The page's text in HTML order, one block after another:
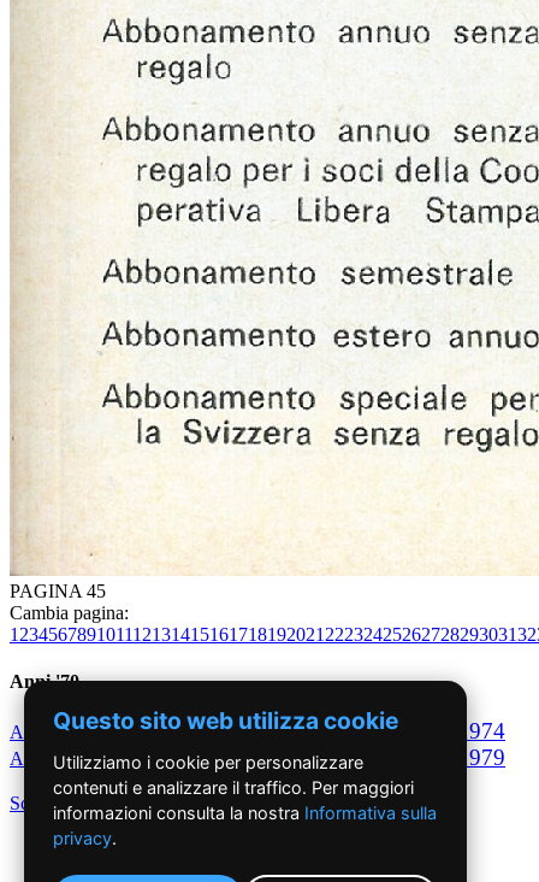
PAGINA 45
Cambia pagina:
1 23456789101112131415161718192021 2223242526272829303132
Anni '70
Anno1970Anno1971 Anno1972 Anno1973 1974
Anno 1975Anno1976 Anno1977Anno1978 1979
Scegli per decennio
Questo sito web utilizza cookie
Utilizziamo i cookie per personalizzare
contenuti e analizzare il traffico. Per maggiori
informazioni consulta la nostra Informativa sulla
privacy.